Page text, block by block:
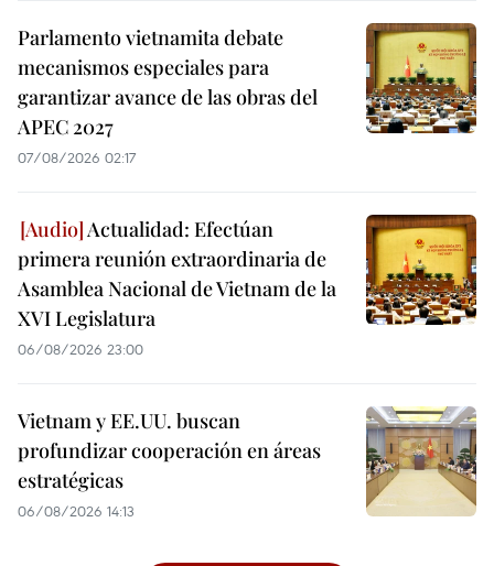
Parlamento vietnamita debate
mecanismos especiales para
garantizar avance de las obras del
APEC 2027
07/08/2026 02:17
Actualidad: Efectúan
primera reunión extraordinaria de
Asamblea Nacional de Vietnam de la
XVI Legislatura
06/08/2026 23:00
Vietnam y EE.UU. buscan
profundizar cooperación en áreas
estratégicas
06/08/2026 14:13